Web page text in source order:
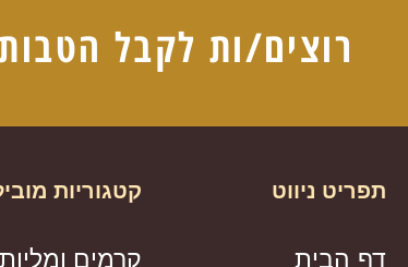
רוצים/ות לקבל
תפריט ניווט
דף הבית
קטגוריות
קרמים ומליות